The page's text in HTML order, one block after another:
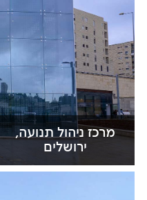
מרכז ניהול תנועה,
ירושלים